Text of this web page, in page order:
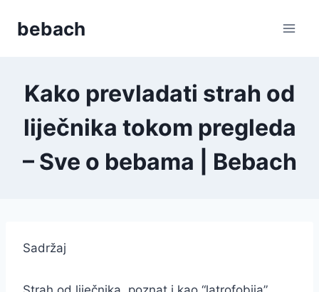
bebach
Kako prevladati strah od
liječnika tokom pregleda
– Sve o bebama | Bebach
Sadržaj